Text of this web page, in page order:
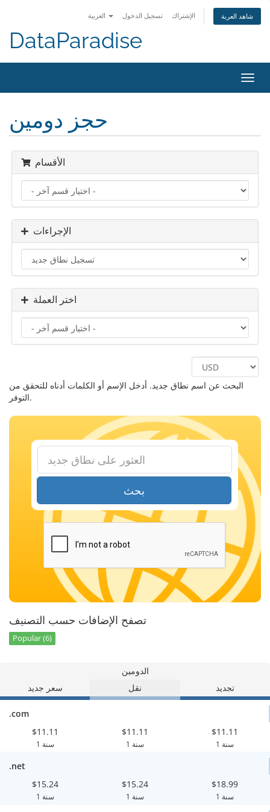
تسجيل الدخول الإشتراك شاهد العربة
DataParadise
حجز دومين
الأقسام
الإجراءات
اختر العملة
البحث عن اسم نطاق جديد. أدخل الإسم أو الكلمات أدناه للتحقق من
التوفر.
بحث
تصفح الإضافات حسب التصنيف
Popular (6)
الدومين
سعر جديد
نقل تجديد
.com
$11.11
1 سنة
$11.11
1 سنة
$11.11
1 سنة
.net
$15.24
1 سنة
$15.24
1 سنة
$18.99
1 سنة